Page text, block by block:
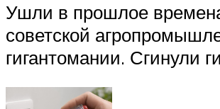
Ушли в прошлое
советской
гигантомании. Сгинули